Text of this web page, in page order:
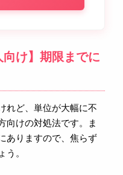
向け】期限までに
れど、単位が大幅に不
向けの対処法です。ま
ありますので、焦らず
う。